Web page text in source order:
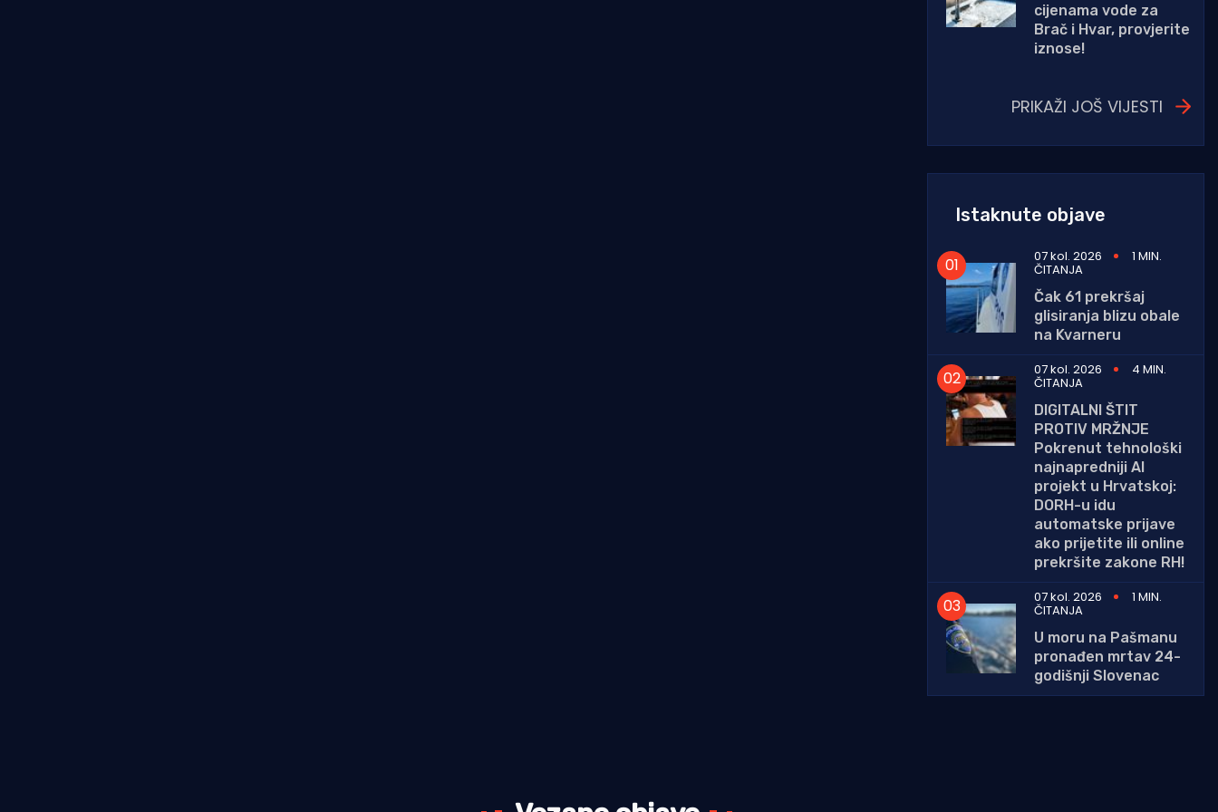
cijenama vode za
Brač i Hvar, provjerite
iznose!
PRIKAŽI JOŠ VIJESTI
Istaknute objave
07 kol. 2026 1 MIN.
ČITANJA
Čak 61 prekršaj
glisiranja blizu obale
na Kvarneru
07 kol. 2026
4 MIN.
ČITANJA
DIGITALNI ŠTIT
PROTIV MRŽNJE
Pokrenut tehnološki
najnapredniji AI
projekt u Hrvatskoj:
DORH-u idu
automatske prijave
ako prijetite ili online
prekršite zakone RH!
07 kol. 2026
1 MIN.
ČITANJA
U moru na Pašmanu
pronađen mrtav 24-
godišnji Slovenac